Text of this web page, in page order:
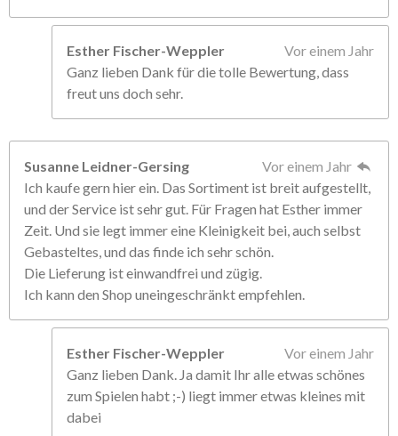
Esther Fischer-Weppler
Vor einem Jahr
Ganz lieben Dank für die tolle Bewertung, dass
freut uns doch sehr.
Susanne Leidner-Gersing
Vor einem Jahr
Ich kaufe gern hier ein. Das Sortiment ist breit aufgestellt,
und der Service ist sehr gut. Für Fragen hat Esther immer
Zeit. Und sie legt immer eine Kleinigkeit bei, auch selbst
Gebasteltes, und das finde ich sehr schön.
Die Lieferung ist einwandfrei und zügig.
Ich kann den Shop uneingeschränkt empfehlen.
Esther Fischer-Weppler
Vor einem Jahr
Ganz lieben Dank. Ja damit Ihr alle etwas schönes
zum Spielen habt ;-) liegt immer etwas kleines mit
dabei